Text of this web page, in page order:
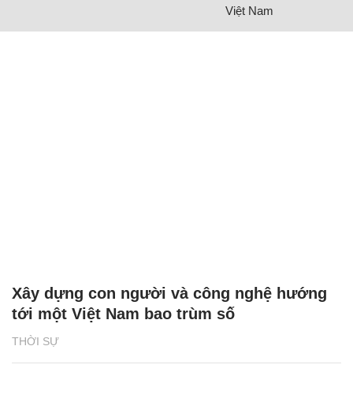
Việt Nam
THỜI SỰ
Xây dựng con người và công nghệ hướng
tới một Việt Nam bao trùm số